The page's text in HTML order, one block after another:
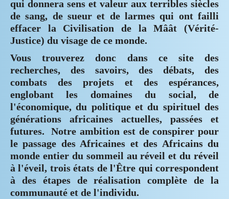
qui donnera sens et valeur aux terribles siècles
de sang, de sueur et de larmes qui ont failli
effacer la Civilisation de la Mâât (Vérité-
Justice) du visage de ce monde.
Vous trouverez donc dans ce site des
recherches, des savoirs, des débats, des
combats des projets et des espérances,
englobant les domaines du social, de
l'économique, du politique et du spirituel des
générations africaines actuelles, passées et
futures. Notre ambition est de conspirer pour
le passage des Africaines et des Africains du
monde entier du sommeil au réveil et du réveil
à l'éveil, trois états de l'Être qui correspondent
à des étapes de réalisation complète de la
communauté et de l'individu.